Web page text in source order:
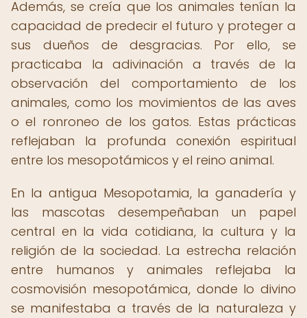
Además, se creía que los animales tenían la
capacidad de predecir el futuro y proteger a
sus dueños de desgracias. Por ello, se
practicaba la adivinación a través de la
observación del comportamiento de los
animales, como los movimientos de las aves
o el ronroneo de los gatos. Estas prácticas
reflejaban la profunda conexión espiritual
entre los mesopotámicos y el reino animal.
En la antigua Mesopotamia, la ganadería y
las mascotas desempeñaban un papel
central en la vida cotidiana, la cultura y la
religión de la sociedad. La estrecha relación
entre humanos y animales reflejaba la
cosmovisión mesopotámica, donde lo divino
se manifestaba a través de la naturaleza y